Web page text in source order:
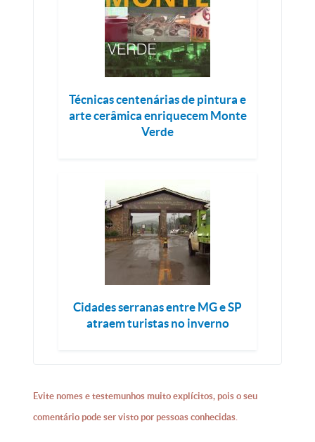
Técnicas centenárias de pintura e
arte cerâmica enriquecem Monte
Verde
Cidades serranas entre MG e SP
atraem turistas no inverno
Evite nomes e testemunhos muito explícitos, pois o seu
comentário pode ser visto por pessoas conhecidas.